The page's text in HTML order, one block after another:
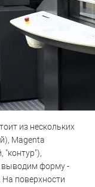
из нескольких
Magenta
"контур"),
выводим форму -
поверхности